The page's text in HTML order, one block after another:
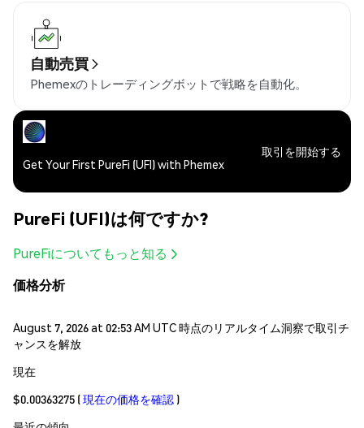
自動売買
Phemexのトレーディングボットで戦略を自動化。
Get Your First PureFi (UFI) with Phemex
取引を開始する
PureFi (UFI)は何ですか?
PureFiについてもっと知る
価格分析
August 7, 2026 at 02:53 AM UTC 時点のリアルタイム洞察で取引チ
ャンスを解放
現在
$0.00363275 (現在の価格を確認 )